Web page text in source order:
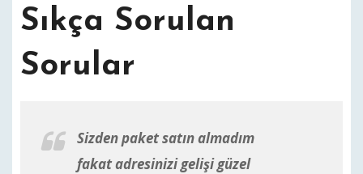
Sıkça Sorulan
Sorular
Sizden paket satın almadım
fakat adresinizi gelişi güzel